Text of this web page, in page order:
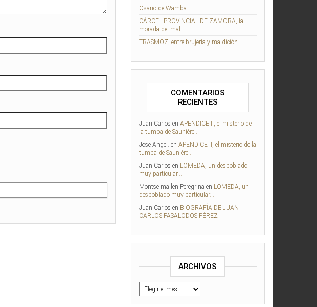
Osario de Wamba
CÁRCEL PROVINCIAL DE ZAMORA, la
morada del mal…
TRASMOZ, entre brujería y maldición…
COMENTARIOS
RECIENTES
Juan Carlos en APENDICE II, el misterio de
la tumba de Saunière…
Jose Angel. en APENDICE II, el misterio de la
tumba de Saunière…
Juan Carlos en LOMEDA, un despoblado
muy particular…
Montse mallen Peregrina en LOMEDA, un
despoblado muy particular…
Juan Carlos en BIOGRAFÍA DE JUAN
CARLOS PASALODOS PÉREZ
ARCHIVOS
Archivos